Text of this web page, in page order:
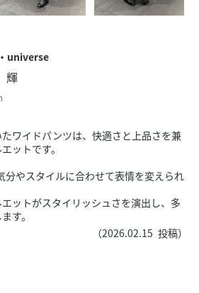
universe
輝
ワイドパンツは、快適さと上品さを兼
ットです。
分やスタイルに合わせて表情を変えられ
ットがスタイリッシュさを演出し、多
す。
（2026.02.15 投稿）